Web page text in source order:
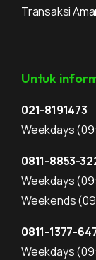
Transaksi
Untuk
021-8191473
Weekdays
0811-8853-
Weekdays
Weekends
0811-1377-
Weekdays